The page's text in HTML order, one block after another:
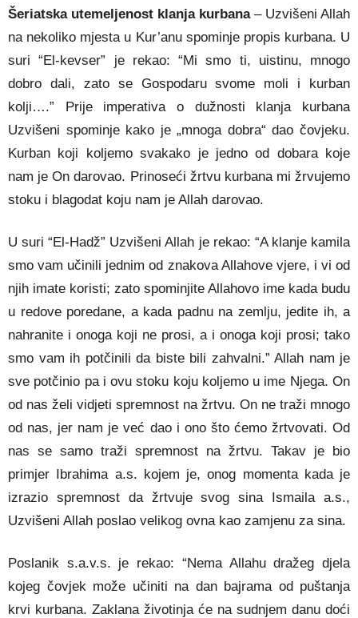
Šeriatska utemeljenost klanja kurbana– Uzvišeni Allah
na nekoliko mjesta u Kur’anu spominje propis kurbana. U
suri “El-kevser” je rekao: “Mi smo ti, uistinu, mnogo
dobro dali, zato se Gospodaru svome moli i kurban
kolji….” Prije imperativa o dužnosti klanja kurbana
Uzvišeni spominje kako je „mnoga dobra“ dao čovjeku.
Kurban koji koljemo svakako je jedno od dobara koje
nam je On darovao. Prinoseći žrtvu kurbana mi žrvujemo
stoku i blagodat koju nam je Allah darovao.
U suri “El-Hadž” Uzvišeni Allah je rekao: “A klanje kamila
smo vam učinili jednim od znakova Allahove vjere, i vi od
njih imate koristi; zato spominjite Allahovo ime kada budu
u redove poredane, a kada padnu na zemlju, jedite ih, a
nahranite i onoga koji ne prosi, a i onoga koji prosi; tako
smo vam ih potčinili da biste bili zahvalni.” Allah nam je
sve potčinio pa i ovu stoku koju koljemo u ime Njega. On
od nas želi vidjeti spremnost na žrtvu. On ne traži mnogo
od nas, jer nam je već dao i ono što ćemo žrtvovati. Od
nas se samo traži spremnost na žrtvu. Takav je bio
primjer Ibrahima a.s. kojem je, onog momenta kada je
izrazio spremnost da žrtvuje svog sina Ismaila a.s.,
Uzvišeni Allah poslao velikog ovna kao zamjenu za sina.
Poslanik s.a.v.s. je rekao: “Nema Allahu dražeg djela
kojeg čovjek može učiniti na dan bajrama od puštanja
krvi kurbana. Zaklana životinja će na sudnjem danu doći